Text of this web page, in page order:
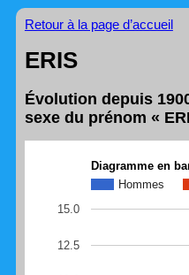
Retour à la page d’accueil
ERIS
Évolution depuis
sexe du prénom «
Diagramme en
Hommes
12.5
15.0